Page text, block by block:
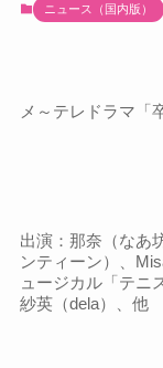
ニュース（国内版）
メ～テレドラマ「
出演：那奈（なあ
ンティーン）、
ュージカル「テニ
紗英（dela）、他